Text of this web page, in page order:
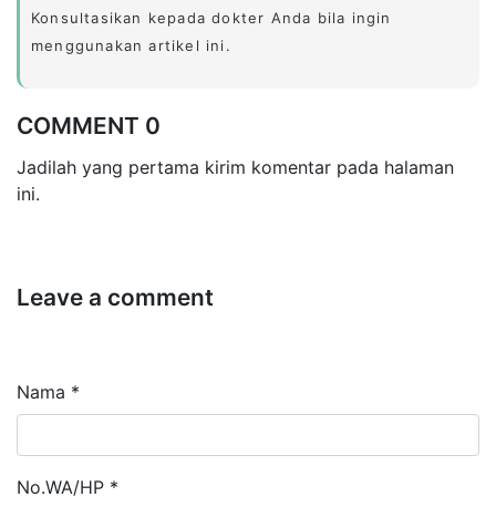
Konsultasikan kepada dokter Anda bila ingin
menggunakan artikel ini.
COMMENT 0
Jadilah yang pertama kirim komentar pada halaman
ini.
Leave a comment
Nama *
No.WA/HP *